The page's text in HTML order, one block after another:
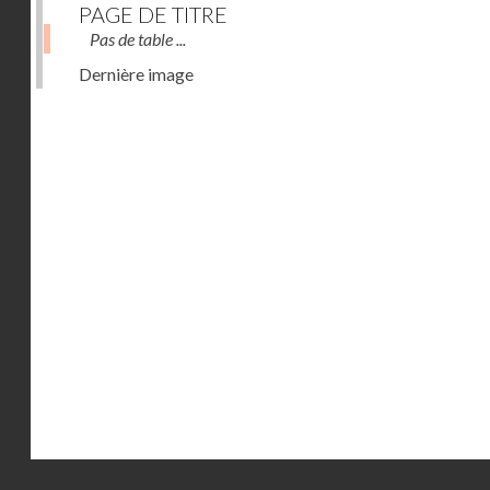
PAGE DE TITRE
Pas de table ...
Dernière image